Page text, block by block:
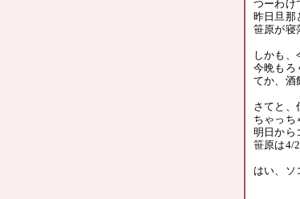
つーわけ
昨日旦那
笹原が寝
しかも、
今晩もろ
てか、酒
さてと、
ちゃっち
明日から
笹原は4/
はい、ソ